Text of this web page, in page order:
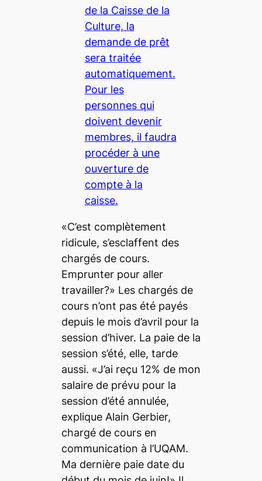
de la Caisse de la
Culture, la
demande de prêt
sera traitée
automatiquement.
Pour les
personnes qui
doivent devenir
membres, il faudra
procéder à une
ouverture de
compte à la
caisse.
«C’est complètement
ridicule, s’esclaffent des
chargés de cours.
Emprunter pour aller
travailler?» Les chargés de
cours n’ont pas été payés
depuis le mois d’avril pour la
session d’hiver. La paie de la
session s’été, elle, tarde
aussi. «J’ai reçu 12% de mon
salaire de prévu pour la
session d’été annulée,
explique Alain Gerbier,
chargé de cours en
communication à l’UQAM.
Ma dernière paie date du